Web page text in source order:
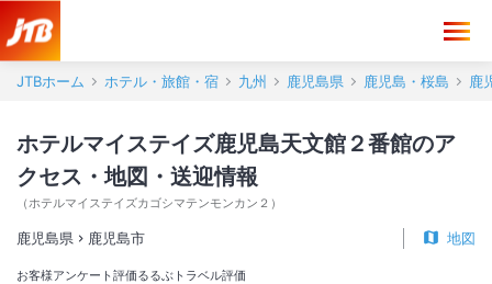
JTBホーム ホテル・旅館・宿 九州 鹿児島県 鹿児島・桜島 鹿
ホテルマイステイズ鹿児島天文館２番館のア
クセス・地図・送迎情報
（ホテルマイステイズカゴシマテンモンカン２ ）
鹿児島県 鹿児島市 地図
お客様アンケート評価るるぶトラベル評価